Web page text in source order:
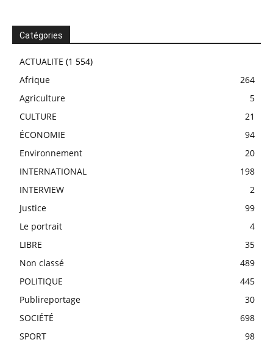
Catégories
ACTUALITE (1 554)
Afrique
264
Agriculture
5
CULTURE
21
ÉCONOMIE
94
Environnement
20
INTERNATIONAL
198
INTERVIEW
2
Justice
99
Le portrait
4
LIBRE
35
Non classé
489
POLITIQUE
445
Publireportage
30
SOCIÉTÉ
698
SPORT
98